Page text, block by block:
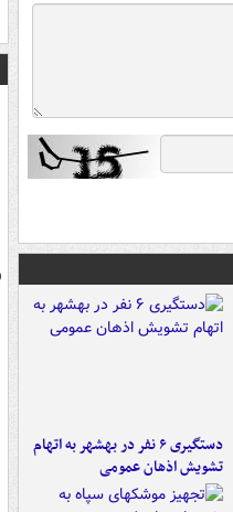
دستگیری ۶ نفر در بهشهر به اتهام
تشویش اذهان عمومی